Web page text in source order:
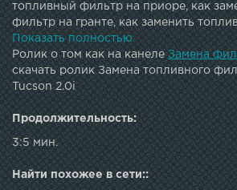
топливный фильтр на приоре, как
фильтр на гранте, как заменить
2114, как заменить топливный фильтр
заменить топливный фильтр на ваз
топливный фильтр на форд фокус 2,
топливный фильтр на ваз 2115, замена
фильтра ваз 2114, how to, diy, сделай
своими руками handmade diy, ремонт
своими руками.ремонт.лада
топливный фильтр, лада гранта,
автомобили, гараже сандро, замена
топливный фильтр ваз 2110,
Показать полностью
Ролик о том как на канеле Замена
скачать ролик Замена топливного
Tucson 2.0i
Продолжительность:
3:5 мин.
Найти похожее в сети::